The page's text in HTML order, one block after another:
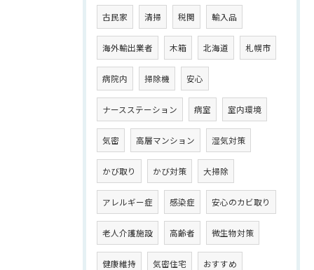
古民家 清掃 税関 輸入品
海外輸出業者 木箱 北海道 札幌市
病院内 掃除機 安心
ナースステーション 病室 室内環境
気密 高層マンション 湿気対策
かび取り かび対策 大掃除
アレルギー症 感染症 安心のカビ取り
老人介護施設 高齢者 微生物対策
健康維持 気密住宅 おすすめ